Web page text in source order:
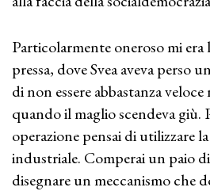
Particolarmente oneroso mi era
pressa, dove Svea aveva perso
di non essere abbastanza
quando il maglio scendeva giù.
operazione pensai di utilizzare
industriale. Comperai un paio
disegnare un meccanismo che